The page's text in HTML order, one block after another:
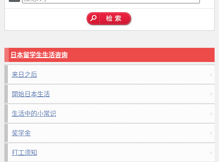
日本留学生生活咨询
来日之后
開始日本生活
生活中的小常识
奖学金
打工须知